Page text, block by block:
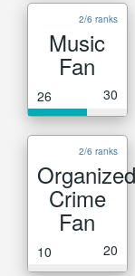
2/6 ranks
Music
Fan
26 30
2/6 ranks
Organized
Crime
Fan
10 20